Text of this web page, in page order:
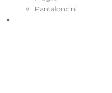
Pantaloncini